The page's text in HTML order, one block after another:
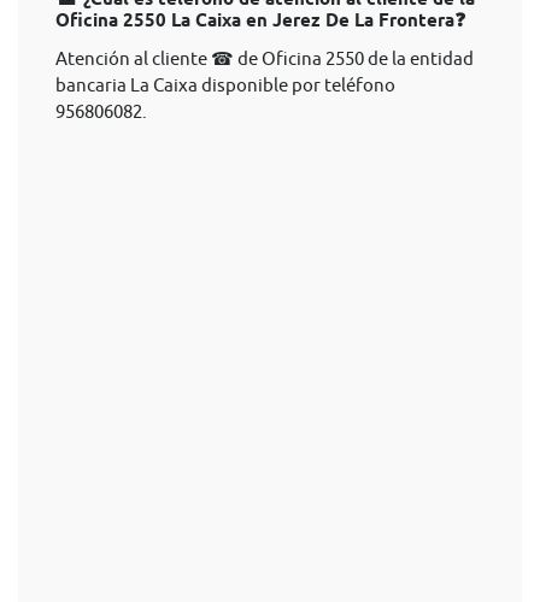
Oficina 2550 La Caixa en Jerez De La Frontera❓
Atención al cliente ☎ de Oficina 2550 de la entidad
bancaria La Caixa disponible por teléfono
956806082.